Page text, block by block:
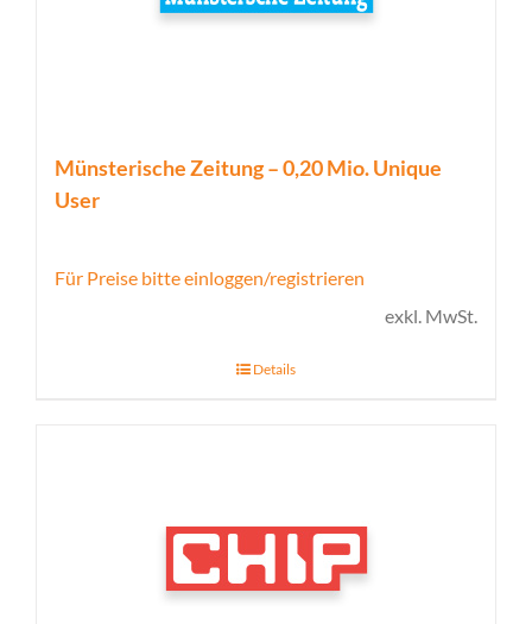
Münsterische Zeitung – 0,20 Mio. Unique
User
Für Preise bitte einloggen/registrieren
exkl. MwSt.
Details